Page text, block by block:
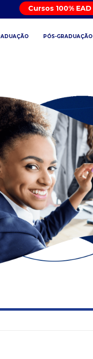
Cursos 100% EAD
PÓS-GRADUAÇÃO